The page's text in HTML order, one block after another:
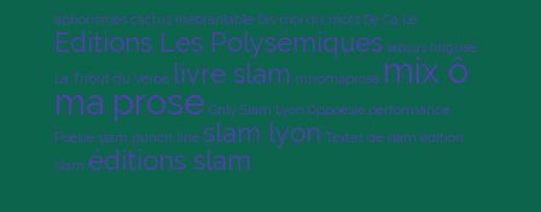
aphorismes cactus inébranlable Dis moi dix mots Dé Ca Lé
Editions Les Polysémiques lapsus linguae
La Tribut du Verbe livre slam mixomaprose mix ô
ma prose Only Slam Lyon Oppoésie performance
Poésie slam punch line slam lyon Textes de slam édition
slam éditions slam